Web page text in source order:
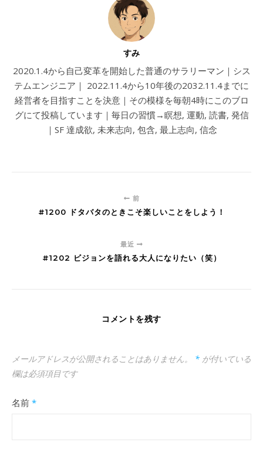
すみ
2020.1.4から自己変革を開始した普通のサラリーマン｜シス
テムエンジニア｜ 2022.11.4から10年後の2032.11.4までに
経営者を目指すことを決意｜その模様を毎朝4時にこのブロ
グにて投稿しています｜毎日の習慣→瞑想, 運動, 読書, 発信
｜SF 達成欲, 未来志向, 包含, 最上志向, 信念
前
#1200 ドタバタのときこそ楽しいことをしよう！
最近
#1202 ビジョンを語れる大人になりたい（笑）
コメントを残す
メールアドレスが公開されることはありません。 * が付いている
欄は必須項目です
名前 *